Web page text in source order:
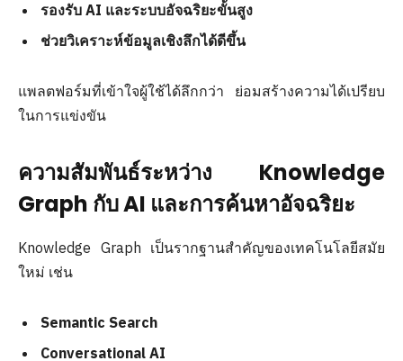
รองรับ AI และระบบอัจฉริยะขั้นสูง
ช่วยวิเคราะห์ข้อมูลเชิงลึกได้ดีขึ้น
แพลตฟอร์มที่เข้าใจผู้ใช้ได้ลึกกว่า ย่อมสร้างความได้เปรียบ
ในการแข่งขัน
ความสัมพันธ์ระหว่าง Knowledge
Graph กับ AI และการค้นหาอัจฉริยะ
Knowledge Graph เป็นรากฐานสำคัญของเทคโนโลยีสมัย
ใหม่ เช่น
Semantic Search
Conversational AI